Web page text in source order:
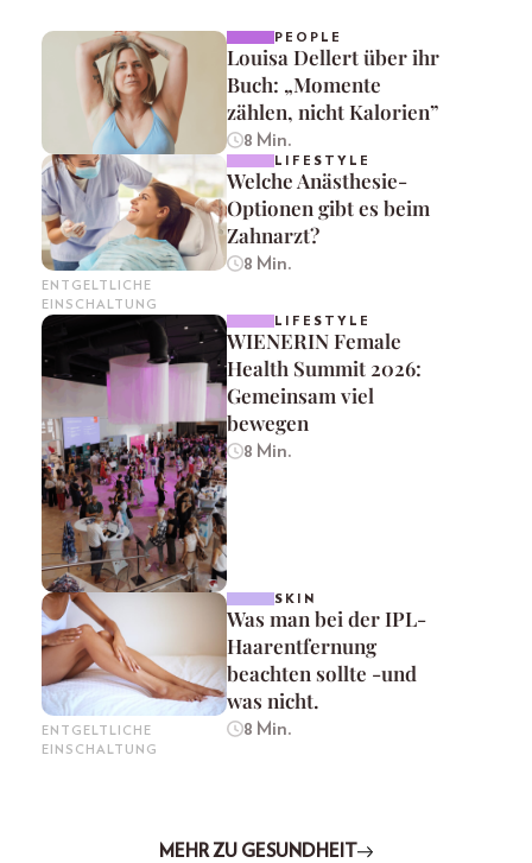
PEOPLE
Louisa Dellert über ihr
Buch: „Momente
zählen, nicht Kalorien”
8 Min.
ENTGELTLICHE
EINSCHALTUNG
LIFESTYLE
Welche Anästhesie-
Optionen gibt es beim
Zahnarzt?
8 Min.
LIFESTYLE
WIENERIN Female
Health Summit 2026:
Gemeinsam viel
bewegen
8 Min.
ENTGELTLICHE
EINSCHALTUNG
SKIN
Was man bei der IPL-
Haarentfernung
beachten sollte -und
was nicht.
8 Min.
MEHR ZU GESUNDHEIT